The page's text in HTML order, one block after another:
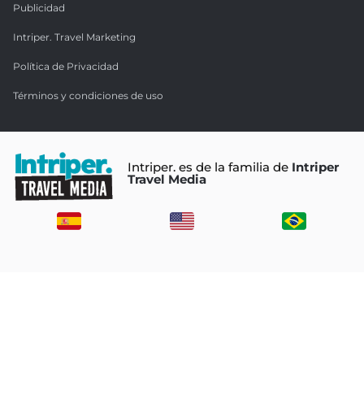
Publicidad
Intriper. Travel Marketing
Política de Privacidad
Términos y condiciones de uso
Intriper. es de la familia de Intriper
Travel Media